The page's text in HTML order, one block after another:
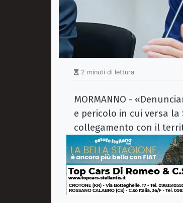
2 minuti di lettura
MORMANNO -
e pericolo in cui versa
collegamento con il